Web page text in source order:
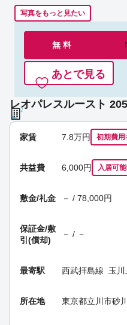
写真をもっと見たい
無 料
あとで見る
レオパレスルースト
家賃 7.8万円 初期費用
共益費 6,000円 入居可
敷金/礼金 － / 78,000円
保証金/敷
引(償却)
－ / －
最寄駅 西武拝島線 玉
所在地 東京都立川市砂